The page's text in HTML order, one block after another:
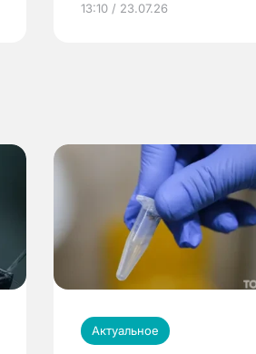
по ОМС!
13:10 / 23.07.26
Актуальное